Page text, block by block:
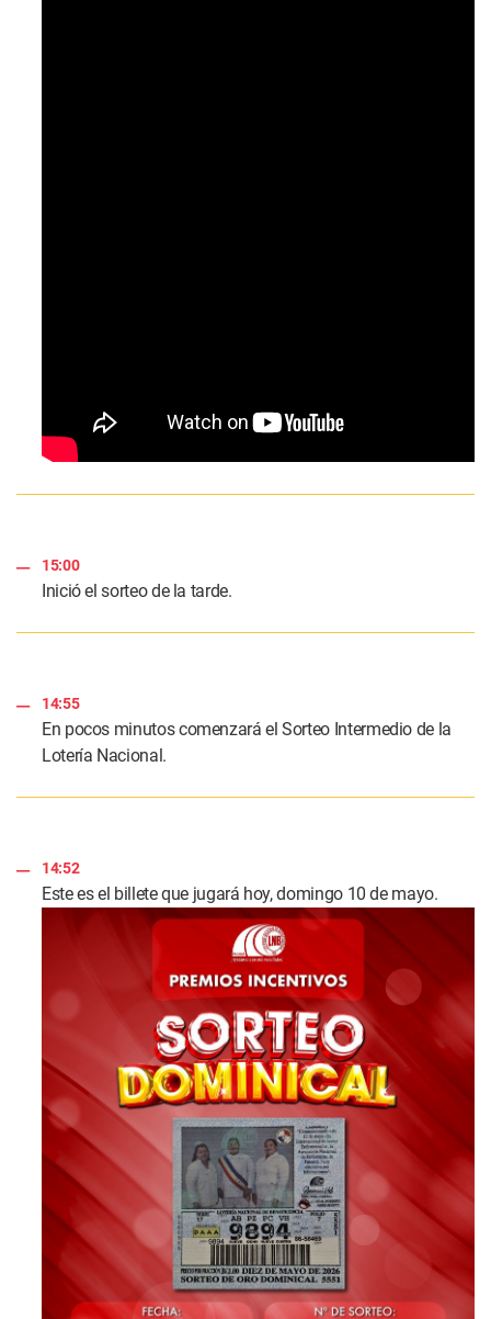
15:00
Inició el sorteo de la tarde.
14:55
En pocos minutos comenzará el Sorteo Intermedio de la
Lotería Nacional.
14:52
Este es el billete que jugará hoy, domingo 10 de mayo.